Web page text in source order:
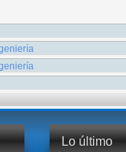
del IVA Tras el
creado un gabinete
de un cliente para
configurado para
para una
implantación de CRM.
Lo último